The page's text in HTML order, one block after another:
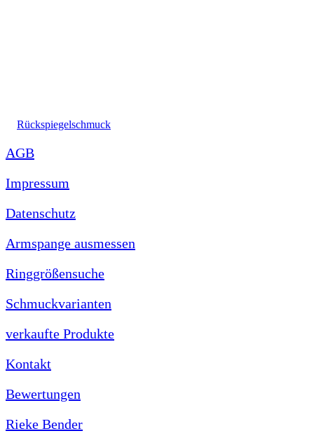
Rückspiegelschmuck
AGB
Impressum
Datenschutz
Armspange ausmessen
Ringgrößensuche
Schmuckvarianten
verkaufte Produkte
Kontakt
Bewertungen
Rieke Bender